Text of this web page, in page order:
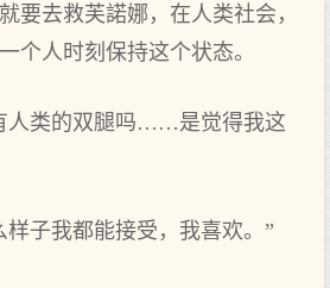
要‌去救芙諾娜，在人类社会，
个人时刻保持这个状态。
人类的双腿吗……是觉得我这
样子我都能接受，我喜欢。”